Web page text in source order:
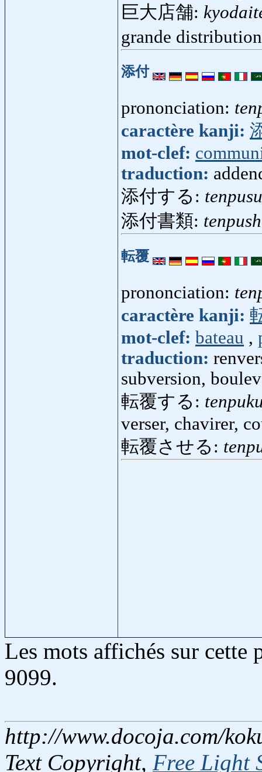
巨大店舗:
grande
添付
prononciation:
caractère kanji:
mot-clef:
traduction:
添付する:
添付書類:
転覆
prononciation:
caractère kanji:
mot-clef: bateau ,
traduction:
subversion,
転覆する:
verser, chavirer,
転覆させる:
Les mots affichés sur cette
9099.
http://www.docoja.com/
Text Copyright, Free Light